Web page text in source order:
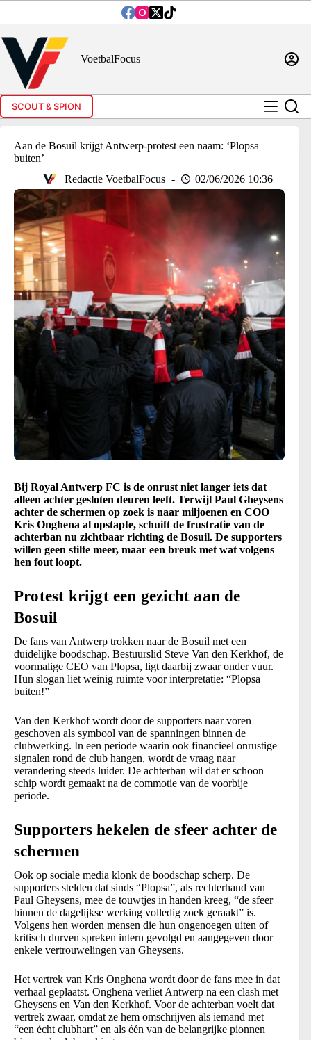
inhoud
VoetbalFocus
SCOUT & SPION
Aan de Bosuil krijgt Antwerp-protest een naam: ‘Plopsa
buiten’
Redactie VoetbalFocus
02/06/2026 10:36
Bij Royal Antwerp FC is de onrust niet langer iets dat
alleen achter gesloten deuren leeft. Terwijl Paul Gheysens
achter de schermen op zoek is naar miljoenen en COO
Kris Onghena al opstapte, schuift de frustratie van de
achterban nu zichtbaar richting de Bosuil. De supporters
willen geen stilte meer, maar een breuk met wat volgens
hen fout loopt.
Protest krijgt een gezicht aan de
Bosuil
De fans van Antwerp trokken naar de Bosuil met een
duidelijke boodschap. Bestuurslid Steve Van den Kerkhof, de
voormalige CEO van Plopsa, ligt daarbij zwaar onder vuur.
Hun slogan liet weinig ruimte voor interpretatie: “Plopsa
buiten!”
Van den Kerkhof wordt door de supporters naar voren
geschoven als symbool van de spanningen binnen de
clubwerking. In een periode waarin ook financieel onrustige
signalen rond de club hangen, wordt de vraag naar
verandering steeds luider. De achterban wil dat er schoon
schip wordt gemaakt na de commotie van de voorbije
periode.
Supporters hekelen de sfeer achter de
schermen
Ook op sociale media klonk de boodschap scherp. De
supporters stelden dat sinds “Plopsa”, als rechterhand van
Paul Gheysens, mee de touwtjes in handen kreeg, “de sfeer
binnen de dagelijkse werking volledig zoek geraakt” is.
Volgens hen worden mensen die hun ongenoegen uiten of
kritisch durven spreken intern gevolgd en aangegeven door
enkele vertrouwelingen van Gheysens.
Het vertrek van Kris Onghena wordt door de fans mee in dat
verhaal geplaatst. Onghena verliet Antwerp na een clash met
Gheysens en Van den Kerkhof. Voor de achterban voelt dat
vertrek zwaar, omdat ze hem omschrijven als iemand met
“een écht clubhart” en als één van de belangrijke pionnen